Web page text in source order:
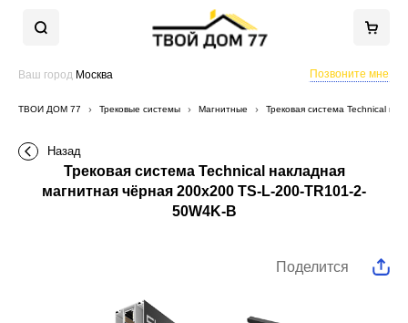
Ваш город Москва Позвоните мне
ТВОЙ ДОМ 77 Трековые системы Магнитные Трековая система Technical
Назад
Трековая система Technical накладная
магнитная чёрная 200x200 TS-L-200-TR101-2-
50W4K-B
Поделится